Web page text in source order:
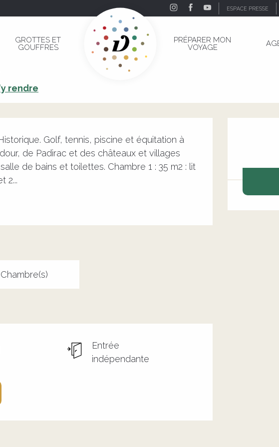
ESPACE PRESSE
GROTTES ET
GOUFFRES
PRÉPARER MON
VOYAGE
rendre
Golf, tennis, piscine et équitation à
de Padirac et des châteaux et villages
de bains et toilettes. Chambre 1 : 35 m2 : lit
2...
Entrée
indépendante